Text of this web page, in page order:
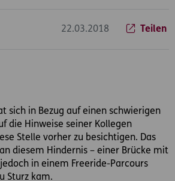
22.03.2018 Teilen
sich in Bezug auf einen schwierigen
die Hinweise seiner Kollegen
Stelle vorher zu besichtigen. Das
diesem Hindernis – einer Brücke mit
in einem Freeride-Parcours
Sturz kam.